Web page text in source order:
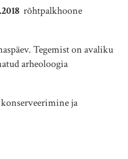
rõhtpalkhoone
Tegemist on avaliku
arheoloogia
ja